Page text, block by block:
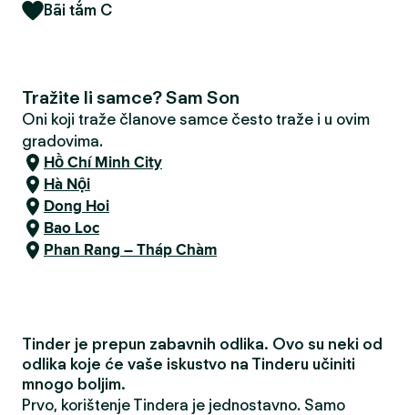
Bãi tắm C
Tražite li samce? Sam Son
Oni koji traže članove samce često traže i u ovim
gradovima.
Hồ Chí Minh City
Hà Nội
Dong Hoi
Bao Loc
Phan Rang – Tháp Chàm
Tinder je prepun zabavnih odlika. Ovo su neki od
odlika koje će vaše iskustvo na Tinderu učiniti
mnogo boljim.
Prvo, korištenje Tindera je jednostavno. Samo